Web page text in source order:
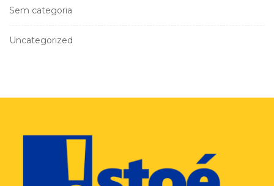
Sem categoria
Uncategorized